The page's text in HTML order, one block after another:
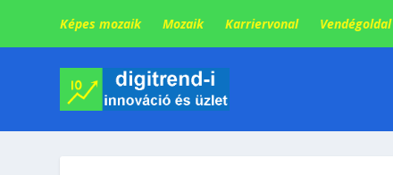
Képes mozaik Mozaik Karriervonal Vendégoldal